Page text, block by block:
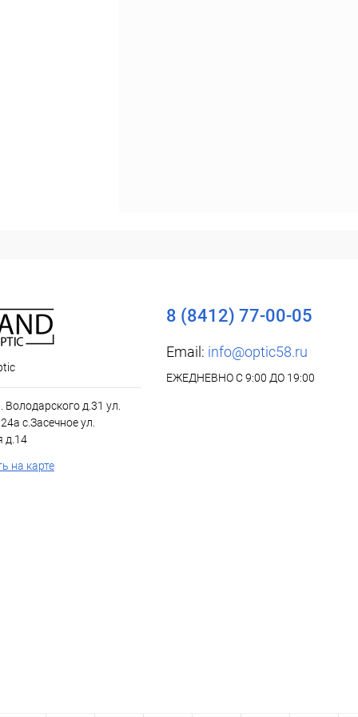
Володарского д.31 ул.
с.Засечное ул.
д.14
на карте
8 (8412) 77-00-05
Email: info@optic58.ru
ЕЖЕДНЕВНО С 9:00 ДО 19:00